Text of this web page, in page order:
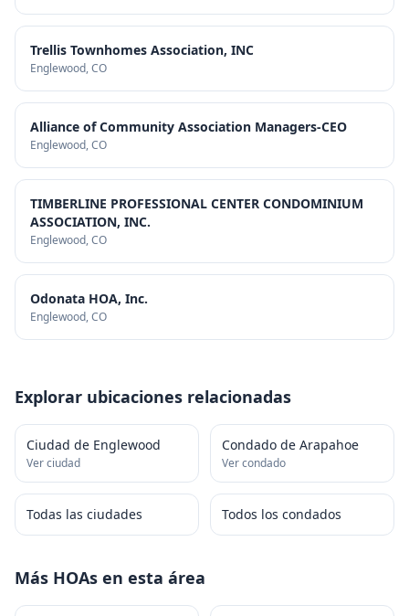
Trellis Townhomes Association, INC
Englewood, CO
Alliance of Community Association Managers-CEO
Englewood, CO
TIMBERLINE PROFESSIONAL CENTER CONDOMINIUM
ASSOCIATION, INC.
Englewood, CO
Odonata HOA, Inc.
Englewood, CO
Explorar ubicaciones relacionadas
Ciudad de Englewood
Ver ciudad
Condado de Arapahoe
Ver condado
Todas las ciudades Todos los condados
Más HOAs en esta área